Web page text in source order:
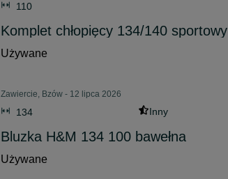
110
Komplet chłopięcy 134/140 sportowy
Używane
Zawiercie, Bzów - 12 lipca 2026
134 Inny
Bluzka H&M 134 100 bawełna
Używane